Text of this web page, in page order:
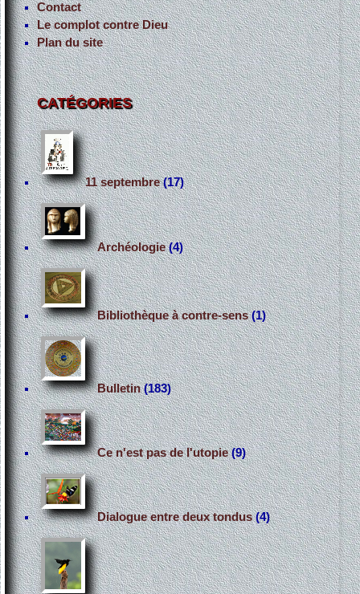
Contact
Le complot contre Dieu
Plan du site
CATÉGORIES
11 septembre(17)
Archéologie(4)
Bibliothèque à contre-sens(1)
Bulletin(183)
Ce n'est pas de l'utopie(9)
Dialogue entre deux tondus(4)